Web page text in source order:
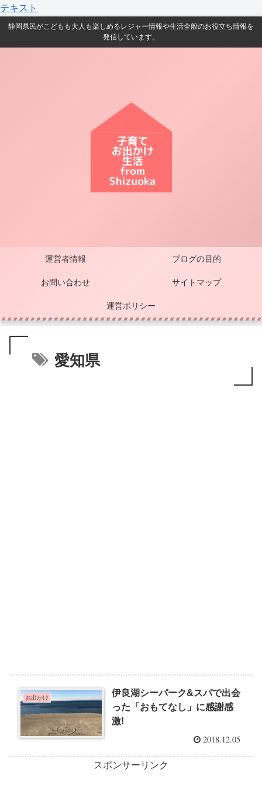
テキスト
静岡県民がこどもも大人も楽しめるレジャー情報や生活全般のお役立ち情報を
発信しています。
運営者情報 ブログの目的
お問い合わせ サイトマップ
運営ポリシー
愛知県
お出かけ
伊良湖シーパーク&スパで出会
った「おもてなし」に感謝感
激!
2018.12.05
スポンサーリンク